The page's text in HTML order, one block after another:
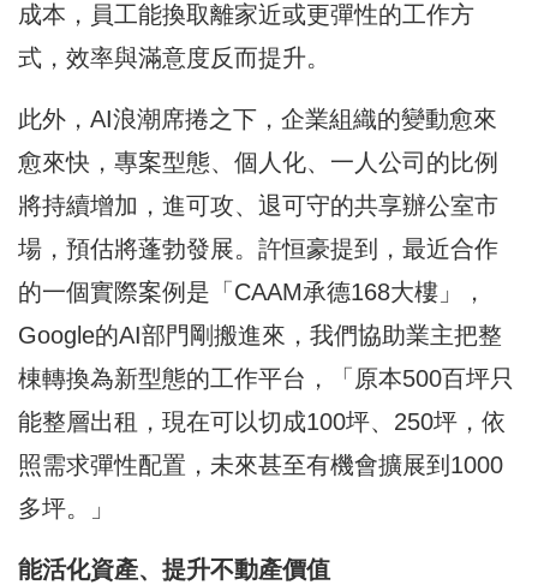
成本，員工能換取離家近或更彈性的工作方
式，效率與滿意度反而提升。
此外，AI浪潮席捲之下，企業組織的變動愈來
愈來快，專案型態、個人化、一人公司的比例
將持續增加，進可攻、退可守的共享辦公室市
場，預估將蓬勃發展。許恒豪提到，最近合作
的一個實際案例是「CAAM承德168大樓」，
Google的AI部門剛搬進來，我們協助業主把整
棟轉換為新型態的工作平台，「原本500百坪只
能整層出租，現在可以切成100坪、250坪，依
照需求彈性配置，未來甚至有機會擴展到1000
多坪。」
能活化資產、提升不動產價值